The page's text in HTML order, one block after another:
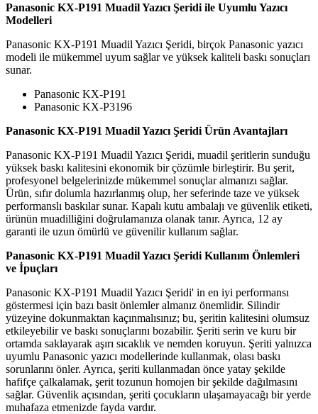
Panasonic KX-P191 Muadil Yazıcı Şeridi ile Uyumlu Yazıcı
Modelleri
Panasonic KX-P191 Muadil Yazıcı Şeridi, birçok Panasonic yazıcı
modeli ile mükemmel uyum sağlar ve yüksek kaliteli baskı sonuçları
sunar.
Panasonic KX-P191
Panasonic KX-P3196
Panasonic KX-P191 Muadil Yazıcı Şeridi Ürün Avantajları
Panasonic KX-P191 Muadil Yazıcı Şeridi, muadil şeritlerin sunduğu
yüksek baskı kalitesini ekonomik bir çözümle birleştirir. Bu şerit,
profesyonel belgelerinizde mükemmel sonuçlar almanızı sağlar.
Ürün, sıfır dolumla hazırlanmış olup, her seferinde taze ve yüksek
performanslı baskılar sunar. Kapalı kutu ambalajı ve güvenlik etiketi,
ürünün muadilliğini doğrulamanıza olanak tanır. Ayrıca, 12 ay
garanti ile uzun ömürlü ve güvenilir kullanım sağlar.
Panasonic KX-P191 Muadil Yazıcı Şeridi Kullanım Önlemleri
ve İpuçları
Panasonic KX-P191 Muadil Yazıcı Şeridi' in en iyi performansı
göstermesi için bazı basit önlemler almanız önemlidir. Silindir
yüzeyine dokunmaktan kaçınmalısınız; bu, şeritin kalitesini olumsuz
etkileyebilir ve baskı sonuçlarını bozabilir. Şeriti serin ve kuru bir
ortamda saklayarak aşırı sıcaklık ve nemden koruyun. Şeriti yalnızca
uyumlu Panasonic yazıcı modellerinde kullanmak, olası baskı
sorunlarını önler. Ayrıca, şeriti kullanmadan önce yatay şekilde
hafifçe çalkalamak, şerit tozunun homojen bir şekilde dağılmasını
sağlar. Güvenlik açısından, şeriti çocukların ulaşamayacağı bir yerde
muhafaza etmenizde fayda vardır.